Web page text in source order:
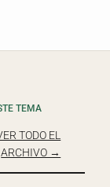
TEMA
TODO EL
ARCHIVO →